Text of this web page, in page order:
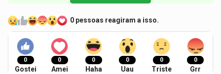
0 pessoas reagiram a isso.
0
Gostei
0
Amei
0
Haha
0
Uau
0
Triste
0
Grr